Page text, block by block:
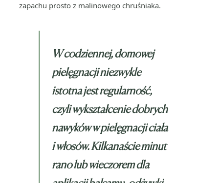
zapachu prosto z malinowego chruśniaka.
W codziennej, domowej
pielęgnacji niezwykle
istotna jest regularność,
czyli wykształcenie dobrych
nawyków w pielęgnacji ciała
i włosów. Kilkanaście minut
rano lub wieczorem dla